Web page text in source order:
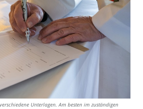
Unterlagen. Am besten im zuständigen